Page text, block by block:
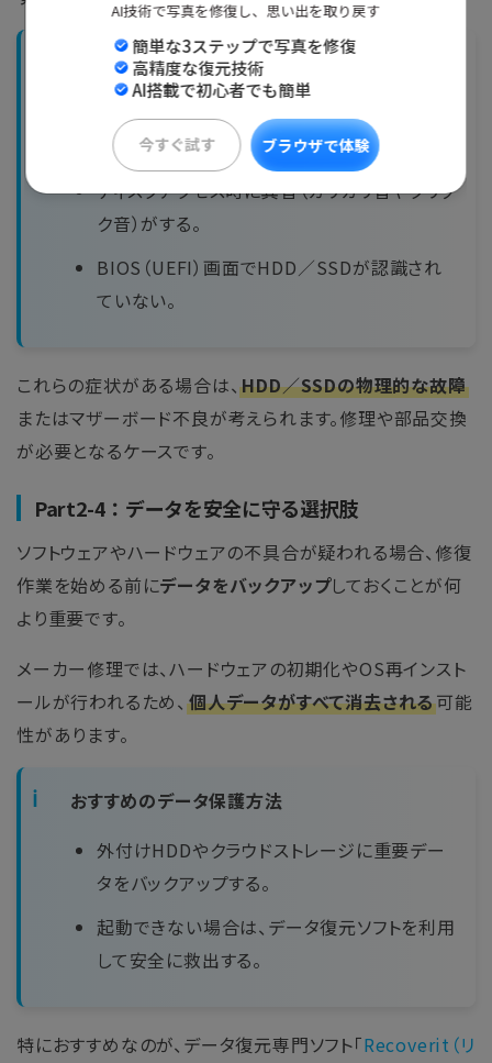
AI技術で写真を修復し、思い出を取り戻す
簡単な3ステップで写真を修復
高精度な復元技術
AI搭載で初心者でも簡単
今すぐ試す ブラウザで体験
ハードウェア側のトラブルが疑われるケース
電源を入れてもメーカーロゴが表示されな
い。
ディスクアクセス時に異音（カリカリ音やクリッ
ク音）がする。
BIOS（UEFI）画面でHDD／SSDが認識され
ていない。
これらの症状がある場合は、HDD／SSDの物理的な故障
またはマザーボード不良が考えられます。修理や部品交換
が必要となるケースです。
Part2-4：データを安全に守る選択肢
ソフトウェアやハードウェアの不具合が疑われる場合、修復
作業を始める前にデータをバックアップしておくことが何
より重要です。
メーカー修理では、ハードウェアの初期化やOS再インスト
ールが行われるため、 個人データがすべて消去される可能
性があります。
おすすめのデータ保護方法
外付けHDDやクラウドストレージに重要デー
タをバックアップする。
起動できない場合は、データ復元ソフトを利用
して安全に救出する。
特におすすめなのが、データ復元専門ソフト「Recoverit（リ